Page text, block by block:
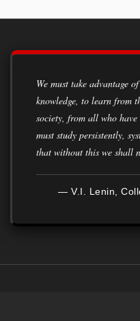
We must take advantage of every opportunity to acquire
knowledge, to learn from
society, from all who have
must study persistently,
that without this we shall
— V.I. Lenin,